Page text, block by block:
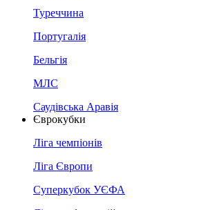
Туреччина
Португалія
Бельгія
МЛС
Саудівська Аравія
Єврокубки
Ліга чемпіонів
Ліга Європи
Суперкубок УЄФА